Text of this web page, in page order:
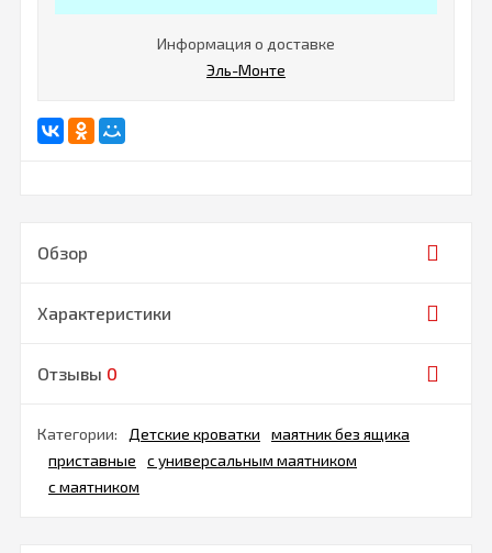
Информация о доставке
Эль-Монте
Обзор
Характеристики
Отзывы 0
Категории: Детские кроватки
маятник без ящика
приставные
с универсальным маятником
с маятником